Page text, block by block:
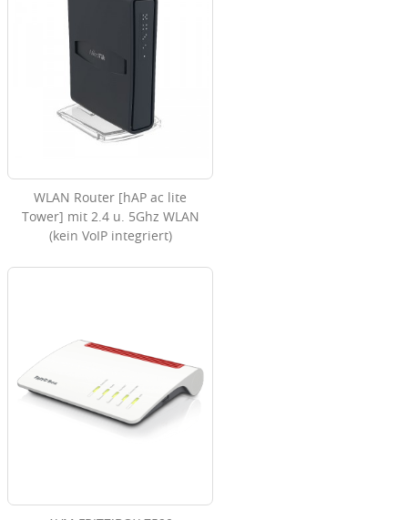
WLAN Router [hAP ac lite
Tower] mit 2.4 u. 5Ghz WLAN
(kein VoIP integriert)